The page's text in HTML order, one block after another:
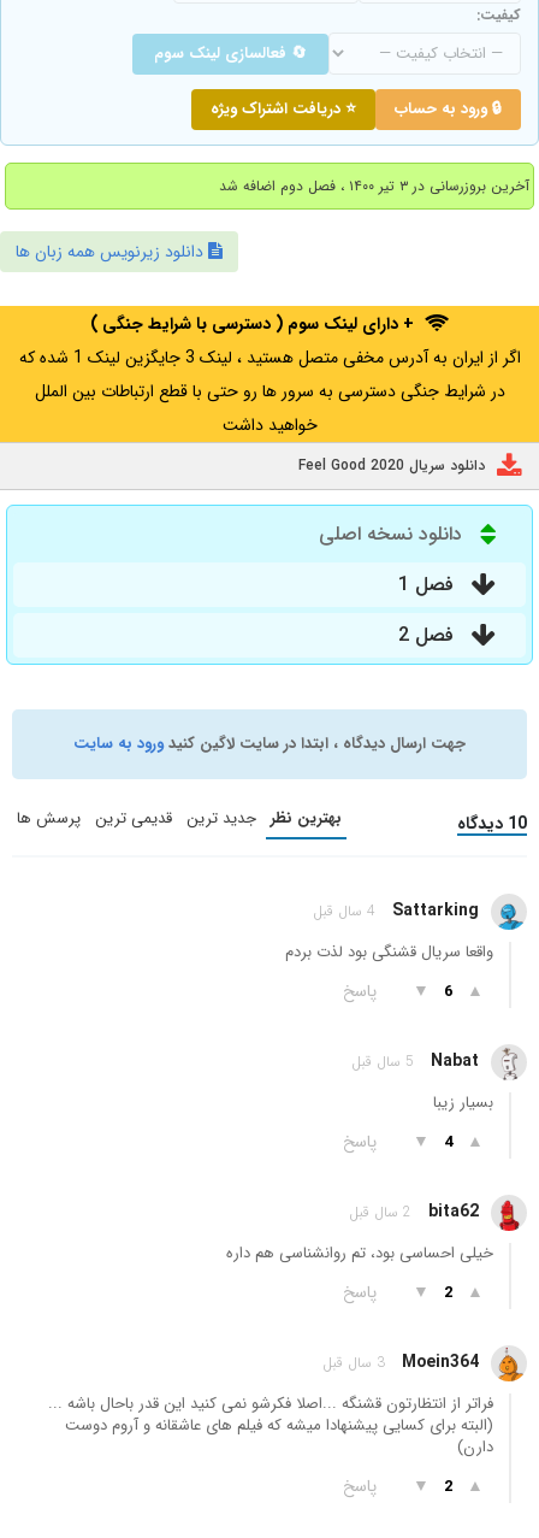
کیفیت:
🔄 فعالسازی لینک سوم
🔒 ورود به حساب ⭐ دریافت اشتراک ویژه
آخرین بروزرسانی در ۳ تیر ۱۴۰۰ ، فصل دوم اضافه شد
دانلود زیرنویس همه زبان ها
+ دارای لینک سوم ( دسترسی با شرایط جنگی )
اگر از ایران به آدرس مخفی متصل هستید ، لینک 3 جایگزین لینک 1 شده که
در شرایط جنگی دسترسی به سرور ها رو حتی با قطع ارتباطات بین الملل
خواهید داشت
دانلود سریال Feel Good 2020
دانلود نسخه اصلی
فصل 1
فصل 2
جهت ارسال دیدگاه ، ابتدا در سایت لاگین کنیدورود به سایت
10 دیدگاه بهترین نظر جدید ترین قدیمی ترین پرسش ها
Sattarking 4 سال قبل
واقعا سریال قشنگی بود لذت بردم
▲
6
▼ پاسخ
Nabat 5 سال قبل
بسیار زیبا
▲
4
▼ پاسخ
bita62 2 سال قبل
خیلی احساسی بود، تم روانشناسی هم داره
▲
2
▼ پاسخ
Moein364 3 سال قبل
فراتر از انتظارتون قشنگه ...اصلا فکرشو نمی کنید این قدر باحال باشه ...
(البته برای کسایی پیشنهادا میشه که فیلم های عاشقانه و آروم دوست
دارن)
▲
2
▼ پاسخ